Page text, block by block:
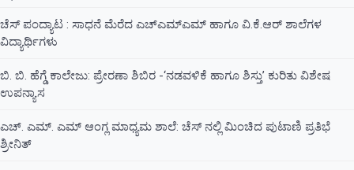
ಚೆಸ್ ಪಂದ್ಯಾಟ : ಸಾಧನೆ ಮೆರೆದ ಎಚ್ಎಮ್ಎಮ್ ಹಾಗೂ ವಿ.ಕೆ.ಆರ್ ಶಾಲೆಗಳ
ವಿದ್ಯಾರ್ಥಿಗಳು
ಬಿ. ಬಿ. ಹೆಗ್ಡೆ ಕಾಲೇಜು: ಪ್ರೇರಣಾ ಶಿಬಿರ -‘ನಡವಳಿಕೆ ಹಾಗೂ ಶಿಸ್ತು’ ಕುರಿತು ವಿಶೇಷ
ಉಪನ್ಯಾಸ
ಎಚ್. ಎಮ್. ಎಮ್ ಆಂಗ್ಲ ಮಾಧ್ಯಮ ಶಾಲೆ: ಚೆಸ್ ನಲ್ಲಿ ಮಿಂಚಿದ ಪುಟಾಣಿ ಪ್ರತಿಭೆ
ಶ್ರೀನಿತ್